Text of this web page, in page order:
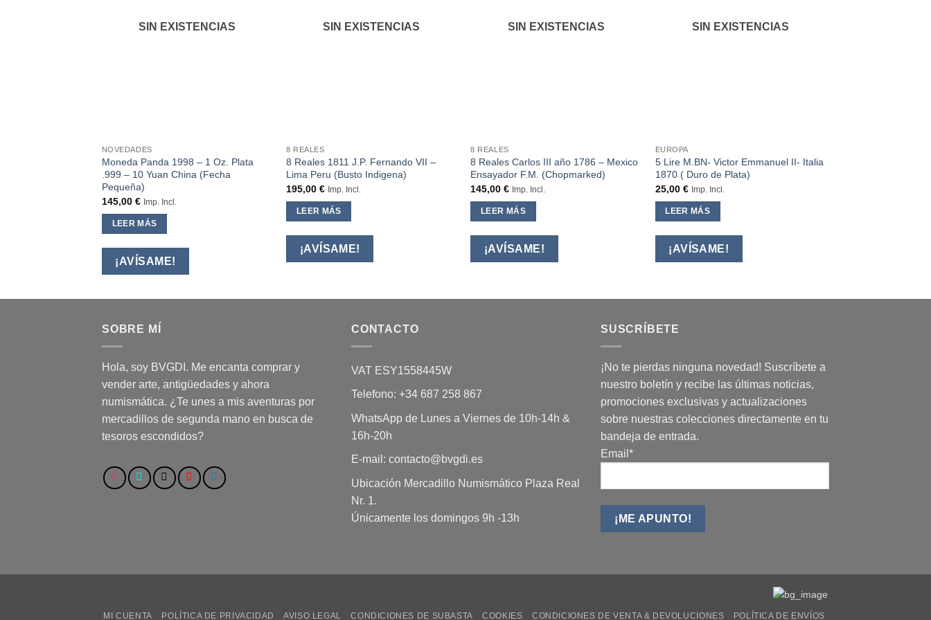
SIN EXISTENCIAS
NOVEDADES
Moneda Panda 1998 – 1 Oz. Plata
.999 – 10 Yuan China (Fecha
Pequeña)
145,00 € Imp. Incl.
LEER MÁS
¡AVÍSAME!
SIN EXISTENCIAS
8 REALES
8 Reales 1811 J.P. Fernando VII –
Lima Peru (Busto Indigena)
195,00€ Imp. Incl.
LEER MÁS
¡AVÍSAME!
SIN EXISTENCIAS
8 REALES
8 Reales Carlos III año 1786 – Mexico
Ensayador F.M. (Chopmarked)
145,00€ Imp. Incl.
LEER MÁS
¡AVÍSAME!
SIN EXISTENCIAS
EUROPA
5 Lire M.BN- Victor Emmanuel II- Italia
1870 ( Duro de Plata)
25,00 € Imp. Incl.
LEER MÁS
¡AVÍSAME!
SOBRE MÍ
Hola, soy BVGDI. Me encanta comprar y
vender arte, antigüedades y ahora
numismática. ¿Te unes a mis aventuras por
mercadillos de segunda mano en busca de
tesoros escondidos?
CONTACTO
VAT ESY1558445W
Telefono: +34 687 258 867
WhatsApp de Lunes a Viernes de 10h-14h &
16h-20h
E-mail: contacto@bvgdi.es
Ubicación Mercadillo Numismático Plaza Real
Nr. 1.
Únicamente los domingos 9h -13h
SUSCRÍBETE
¡No te pierdas ninguna novedad! Suscríbete a
nuestro boletín y recibe las últimas noticias,
promociones exclusivas y actualizaciones
sobre nuestras colecciones directamente en tu
bandeja de entrada.
Email*
MI CUENTA POLÍTICA DE PRIVACIDAD AVISO LEGAL CONDICIONES DE SUBASTA COOKIES CONDICIONES DE VENTA & DEVOLUCIONES POLÍTICA DE ENVÍOS